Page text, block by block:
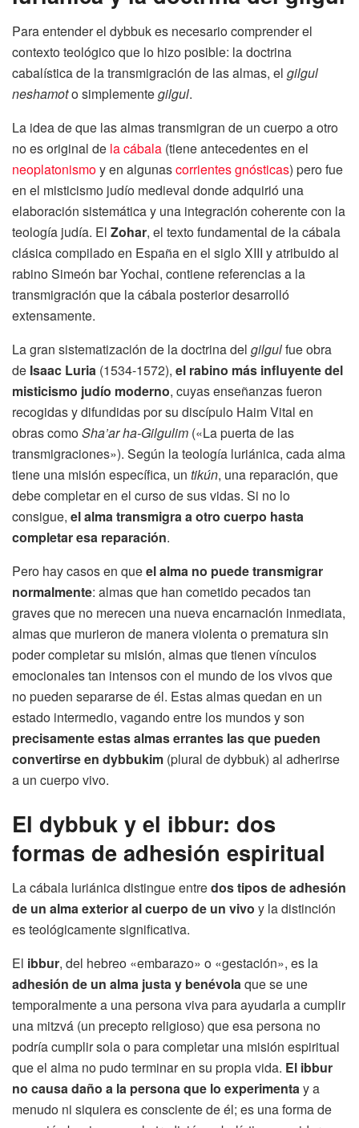
Para entender el dybbuk es necesario comprender el
contexto teológico que lo hizo posible: la doctrina
cabalística de la transmigración de las almas, el gilgul
neshamoto simplementegilgul.
La idea de que las almas transmigran de un cuerpo a otro
no es original de la cábala (tiene antecedentes en el
neoplatonismoy en algunascorrientes gnósticas) pero fue
en el misticismo judío medieval donde adquirió una
elaboración sistemática y una integración coherente con la
teología judía. El Zohar, el texto fundamental de la cábala
clásica compilado en España en el siglo XIII y atribuido al
rabino Simeón bar Yochai, contiene referencias a la
transmigración que la cábala posterior desarrolló
extensamente.
La gran sistematización de la doctrina del gilgulfue obra
de Isaac Luria (1534-1572), el rabino más influyente del
misticismo judío moderno, cuyas enseñanzas fueron
recogidas y difundidas por su discípulo Haim Vital en
obras comoSha’ar ha-Gilgulim («La puerta de las
transmigraciones»). Según la teología luriánica, cada alma
tiene una misión específica, un tikún, una reparación, que
debe completar en el curso de sus vidas. Si no lo
consigue, el alma transmigra a otro cuerpo hasta
completar esa reparación.
Pero hay casos en queel alma no puede transmigrar
normalmente: almas que han cometido pecados tan
graves que no merecen una nueva encarnación inmediata,
almas que murieron de manera violenta o prematura sin
poder completar su misión, almas que tienen vínculos
emocionales tan intensos con el mundo de los vivos que
no pueden separarse de él. Estas almas quedan en un
estado intermedio, vagando entre los mundos y son
precisamente estas almas errantes las que pueden
convertirse en dybbukim (plural de dybbuk) al adherirse
a un cuerpo vivo.
El dybbuk y el ibbur: dos
formas de adhesión espiritual
La cábala luriánica distingue entredos tipos de adhesión
de un alma exterior al cuerpo de un vivo y la distinción
es teológicamente significativa.
El ibbur, del hebreo «embarazo» o «gestación», es la
adhesión de un alma justa y benévolaque se une
temporalmente a una persona viva para ayudarla a cumplir
una mitzvá (un precepto religioso) que esa persona no
podría cumplir sola o para completar una misión espiritual
que el alma no pudo terminar en su propia vida. El ibbur
no causa daño a la persona que lo experimentay a
menudo ni siquiera es consciente de él; es una forma de